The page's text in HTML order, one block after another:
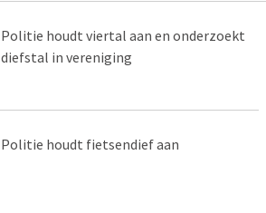
Politie houdt viertal aan en onderzoekt
diefstal in vereniging
Politie houdt fietsendief aan